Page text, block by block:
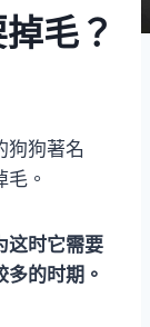
毛？
狗狗著名
。
这时它需要
的时期。